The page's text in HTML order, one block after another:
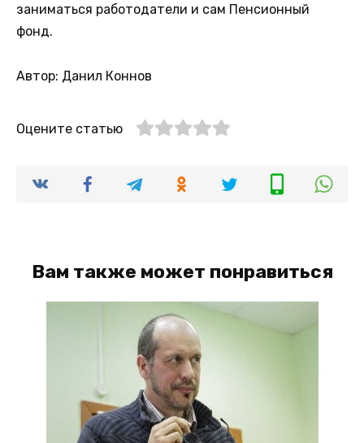
заниматься работодатели и сам Пенсионный
фонд.
Автор: Данил Коннов
Оцените статью
Вам также может понравиться